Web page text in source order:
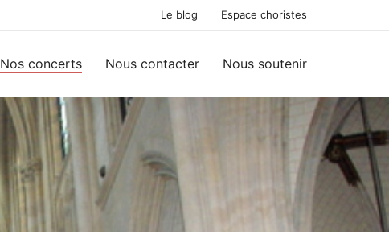
Le blog Espace choristes
Nos concerts Nous contacter Nous soutenir